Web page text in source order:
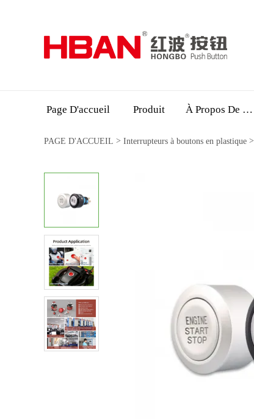
Page D'accueil Produit À Propos De Nous
PAGE D'ACCUEIL > Interrupteurs à boutons en plastique >